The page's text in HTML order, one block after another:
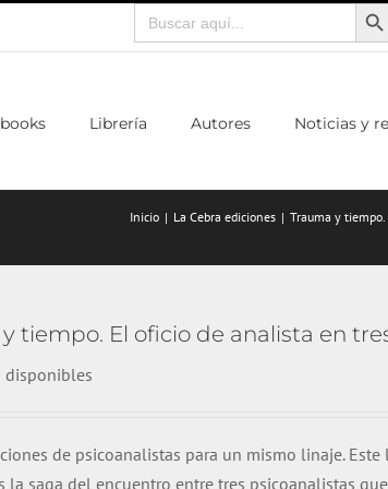
Buscar:
Librería Autores Noticias y
Inicio La Cebra ediciones Trauma y
tiempo. El oficio de analista en
disponibles
de psicoanalistas para un mismo linaje.
la saga del encuentro entre tres psicoanalistas